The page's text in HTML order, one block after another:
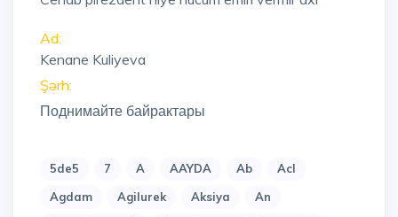
Ad:
Kenane Kuliyeva
Şərh:
Поднимайте байрактары
5de5 7 A AAYDA Ab
Acl
Agdam
Agilurek Aksiya
An